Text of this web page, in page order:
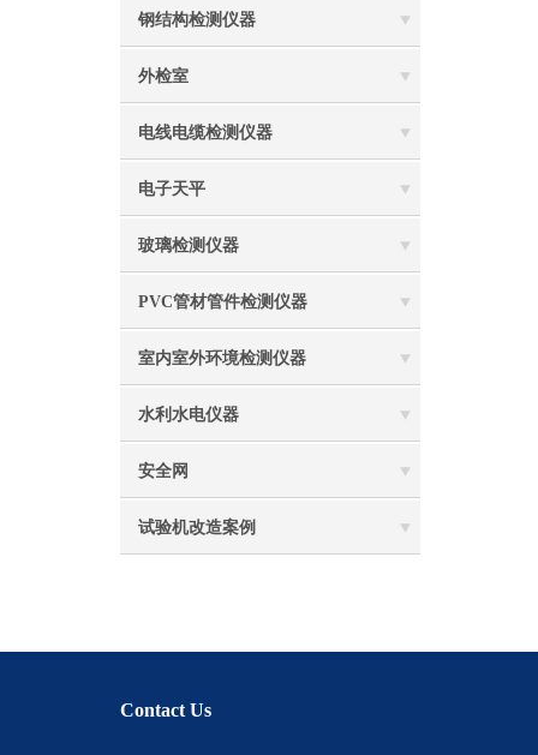
钢结构检测仪器
外检室
电线电缆检测仪器
电子天平
玻璃检测仪器
PVC管材管件检测仪器
室内室外环境检测仪器
水利水电仪器
安全网
试验机改造案例
Contact Us